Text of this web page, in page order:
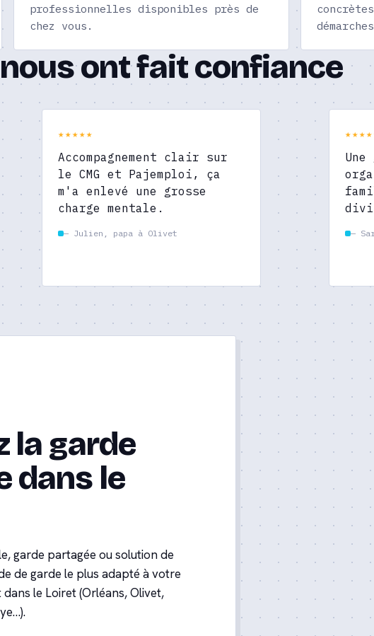
professionnelles disponibles près de
chez vous.
ont fait confiance
★★★★★
Accompagnement clair sur
le CMG et Pajemploi, ça
m'a enlevé une grosse
charge mentale.
— Julien, papa à Olivet —
la garde
dans le
garde partagée ou solution de
de garde le plus adapté à votre
le Loiret (Orléans, Olivet,